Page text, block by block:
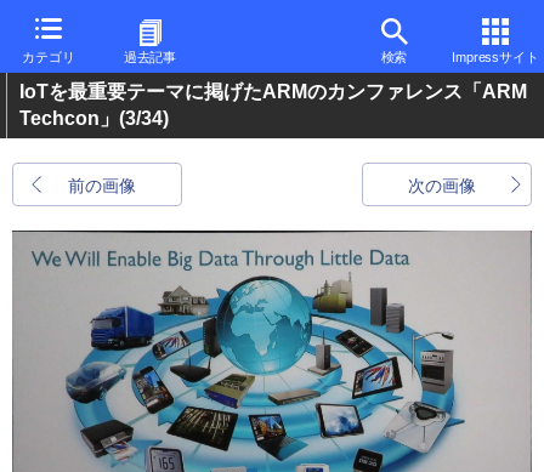
カテゴリ 過去記事 検索 Impressサイト
IoTを最重要テーマに掲げたARMのカンファレンス「ARM
Techcon」 (3/34)
前の画像 次の画像